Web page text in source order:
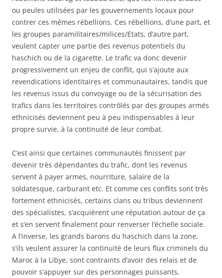
ou peules utilisées par les gouvernements locaux pour
contrer ces mêmes rébellions. Ces rébellions, d’une part, et
les groupes paramilitaires/milices/Etats, d’autre part,
veulent capter une partie des revenus potentiels du
haschich ou de la cigarette. Le trafic va donc devenir
progressivement un enjeu de conflit, qui s’ajoute aux
revendications identitaires et communautaires, tandis que
les revenus issus du convoyage ou de la sécurisation des
trafics dans les territoires contrôlés par des groupes armés
ethnicisés deviennent peu à peu indispensables à leur
propre survie, à la continuité de leur combat.
C’est ainsi que certaines communautés finissent par
devenir très dépendantes du trafic, dont les revenus
servent à payer armes, nourriture, salaire de la
soldatesque, carburant etc. Et comme ces conflits sont très
fortement ethnicisés, certains clans ou tribus deviennent
des spécialistes, s’acquièrent une réputation autour de ça
et s’en servent finalement pour renverser l’échelle sociale.
A l’inverse, les grands barons du haschich dans la zone,
s’ils veulent assurer la continuité de leurs flux criminels du
Maroc à la Libye, sont contraints d’avoir des relais et de
pouvoir s’appuyer sur des personnages puissants,